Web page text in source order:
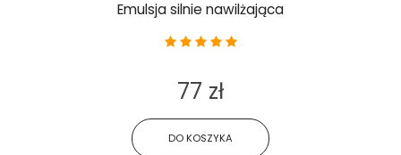
Emulsja silnie nawilżająca
DO KOSZYKA
77 zł